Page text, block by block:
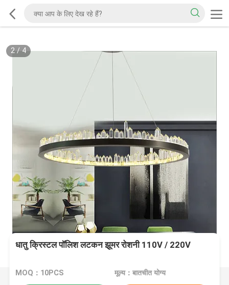
2/ 4
धातु क्रिस्टल पॉलिश लटकन झूमर रोशनी 110V / 220V
MOQ：10PCS मूल्य：बातचीत योग्य